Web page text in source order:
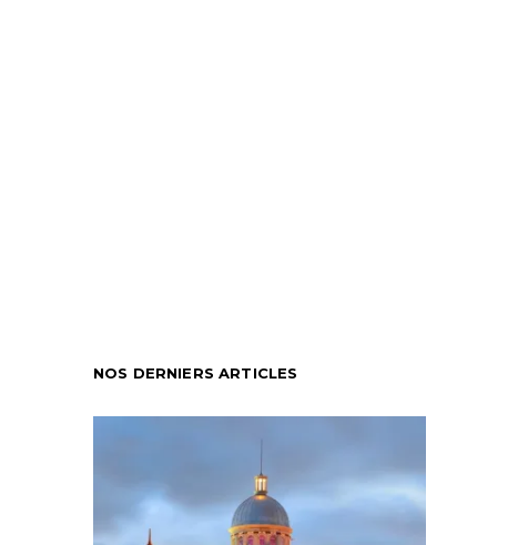
NOS DERNIERS ARTICLES